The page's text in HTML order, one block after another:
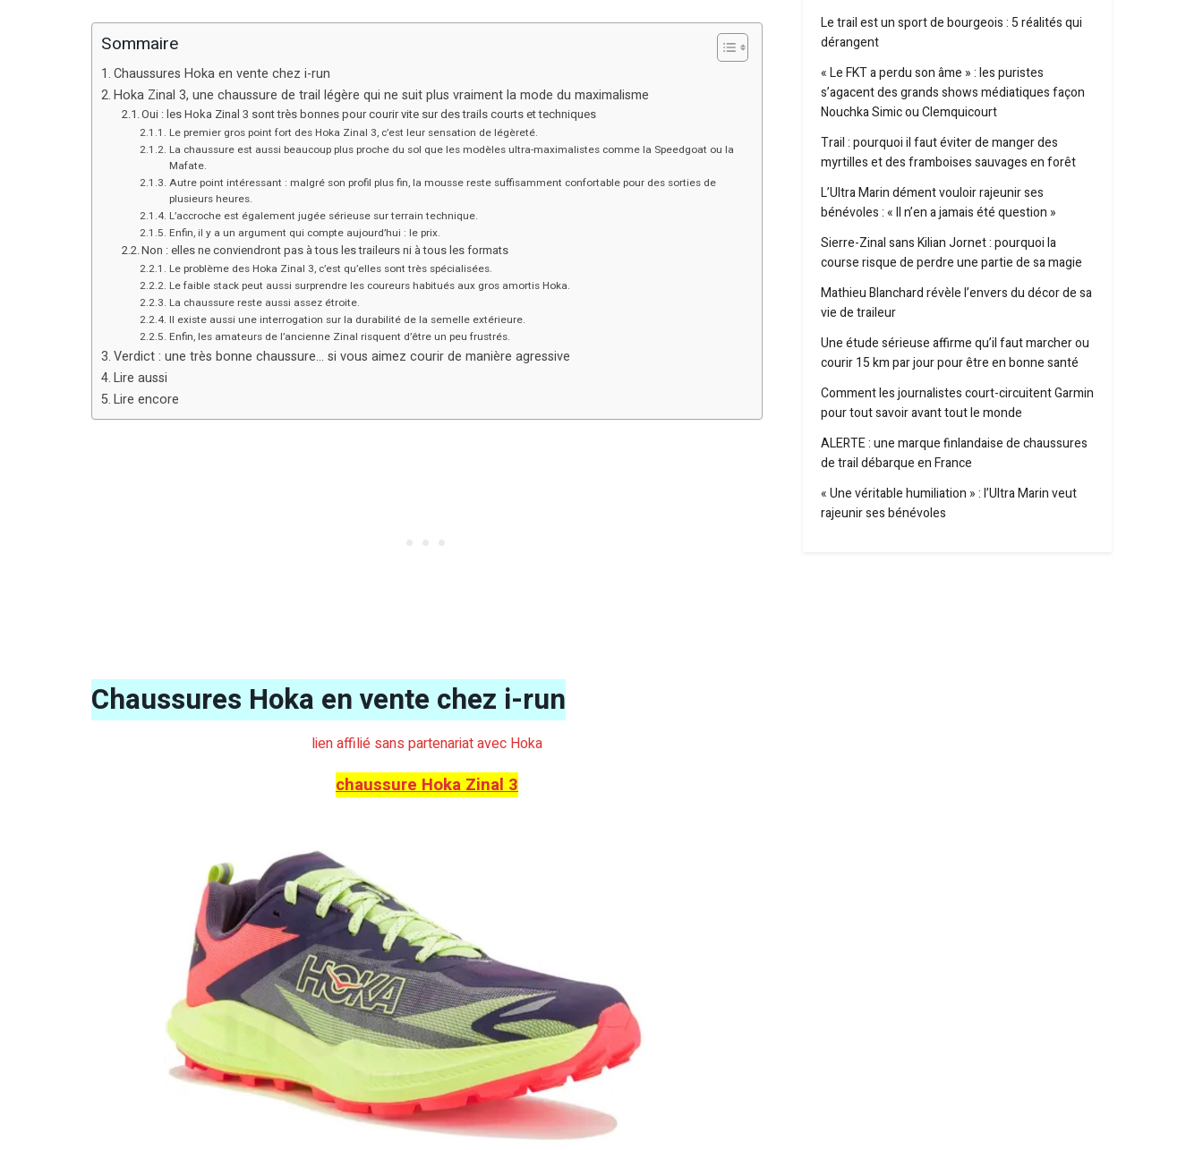
Sommaire
Chaussures Hoka en vente chez i-run
Hoka Zinal 3, une chaussure de trail légère qui ne suit plus vraiment la mode du maximalisme
Oui : les Hoka Zinal 3 sont très bonnes pour courir vite sur des trails courts et techniques
Le premier gros point fort des Hoka Zinal 3, c’est leur sensation de légèreté.
La chaussure est aussi beaucoup plus proche du sol que les modèles ultra-maximalistes comme la Speedgoat ou la
Mafate.
Autre point intéressant : malgré son profil plus fin, la mousse reste suffisamment confortable pour des sorties de
plusieurs heures.
L’accroche est également jugée sérieuse sur terrain technique.
Enfin, il y a un argument qui compte aujourd’hui : le prix.
Non : elles ne conviendront pas à tous les traileurs ni à tous les formats
Le problème des Hoka Zinal 3, c’est qu’elles sont très spécialisées.
Le faible stack peut aussi surprendre les coureurs habitués aux gros amortis Hoka.
La chaussure reste aussi assez étroite.
Il existe aussi une interrogation sur la durabilité de la semelle extérieure.
Enfin, les amateurs de l’ancienne Zinal risquent d’être un peu frustrés.
Verdict : une très bonne chaussure… si vous aimez courir de manière agressive
Lire aussi
Lire encore
Chaussures Hoka en vente chez i-run
lien affilié sans partenariat avec Hoka
chaussure Hoka Zinal 3
Le trail est un sport de bourgeois : 5 réalités qui
dérangent
« Le FKT a perdu son âme » : les puristes
s’agacent des grands shows médiatiques façon
Nouchka Simic ou Clemquicourt
Trail : pourquoi il faut éviter de manger des
myrtilles et des framboises sauvages en forêt
L’Ultra Marin dément vouloir rajeunir ses
bénévoles : « Il n’en a jamais été question »
Sierre-Zinal sans Kilian Jornet : pourquoi la
course risque de perdre une partie de sa magie
Mathieu Blanchard révèle l’envers du décor de sa
vie de traileur
Une étude sérieuse affirme qu’il faut marcher ou
courir 15 km par jour pour être en bonne santé
Comment les journalistes court-circuitent Garmin
pour tout savoir avant tout le monde
ALERTE : une marque finlandaise de chaussures
de trail débarque en France
« Une véritable humiliation » : l’Ultra Marin veut
rajeunir ses bénévoles